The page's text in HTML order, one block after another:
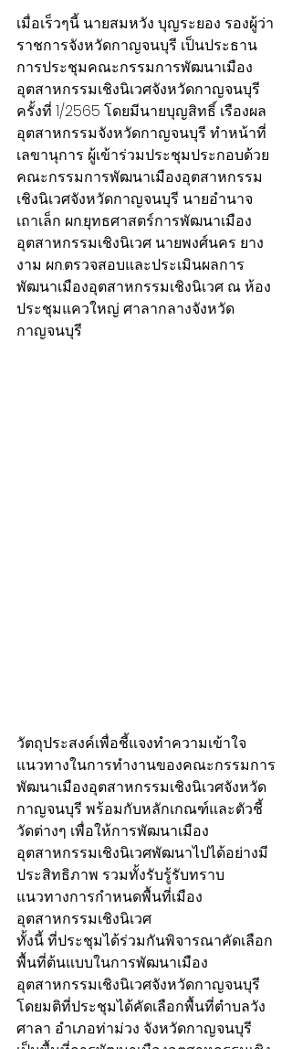
เมื่อเร็วๆนี้ นายสมหวัง บุญระยอง รองผู้ว่า
ราชการจังหวัดกาญจนบุรี เป็นประธาน
การประชุมคณะกรรมการพัฒนาเมือง
อุตสาหกรรมเชิงนิเวศจังหวัดกาญจนบุรี
ครั้งที่ 1/2565 โดยมีนายบุญสิทธิ์ เรืองผล
อุตสาหกรรมจังหวัดกาญจนบุรี ทำหน้าที่
เลขานุการ ผู้เข้าร่วมประชุมประกอบด้วย
คณะกรรมการพัฒนาเมืองอุตสาหกรรม
เชิงนิเวศจังหวัดกาญจนบุรี นายอำนาจ
เถาเล็ก ผก.ยุทธศาสตร์การพัฒนาเมือง
อุตสาหกรรมเชิงนิเวศ นายพงศ์นคร ยาง
งาม ผก.ตรวจสอบและประเมินผลการ
พัฒนาเมืองอุตสาหกรรมเชิงนิเวศ ณ ห้อง
ประชุมแควใหญ่ ศาลากลางจังหวัด
กาญจนบุรี
วัตถุประสงค์เพื่อชี้แจงทำความเข้าใจ
แนวทางในการทำงานของคณะกรรมการ
พัฒนาเมืองอุตสาหกรรมเชิงนิเวศจังหวัด
กาญจนบุรี พร้อมกับหลักเกณฑ์และตัวชี้
วัดต่างๆ เพื่อให้การพัฒนาเมือง
อุตสาหกรรมเชิงนิเวศพัฒนาไปได้อย่างมี
ประสิทธิภาพ รวมทั้งรับรู้รับทราบ
แนวทางการกำหนดพื้นที่เมือง
อุตสาหกรรมเชิงนิเวศ
ทั้งนี้ ที่ประชุมได้ร่วมกันพิจารณาคัดเลือก
พื้นที่ต้นแบบในการพัฒนาเมือง
อุตสาหกรรมเชิงนิเวศจังหวัดกาญจนบุรี
โดยมติที่ประชุมได้คัดเลือกพื้นที่ตำบลวัง
ศาลา อำเภอท่าม่วง จังหวัดกาญจนบุรี